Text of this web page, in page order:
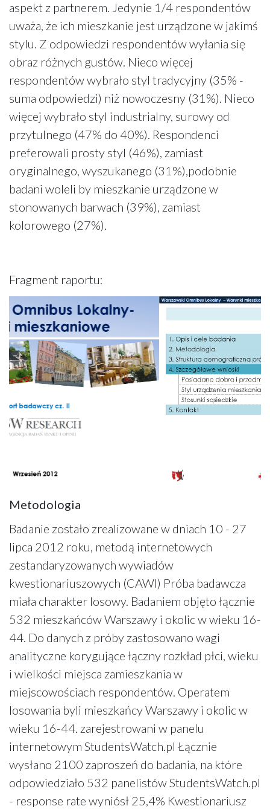
aspekt z partnerem. Jedynie 1/4 respondentów
uważa, że ich mieszkanie jest urządzone w jakimś
stylu. Z odpowiedzi respondentów wyłania się
obraz różnych gustów. Nieco więcej
respondentów wybrało styl tradycyjny (35% -
suma odpowiedzi) niż nowoczesny (31%). Nieco
więcej wybrało styl industrialny, surowy od
przytulnego (47% do 40%). Respondenci
preferowali prosty styl (46%), zamiast
oryginalnego, wyszukanego (31%),podobnie
badani woleli by mieszkanie urządzone w
stonowanych barwach (39%), zamiast
kolorowego (27%).
Fragment raportu:
Metodologia
Badanie zostało zrealizowane w dniach 10 - 27
lipca 2012 roku, metodą internetowych
zestandaryzowanych wywiadów
kwestionariuszowych (CAWI) Próba badawcza
miała charakter losowy. Badaniem objęto łącznie
532 mieszkańców Warszawy i okolic w wieku 16-
44. Do danych z próby zastosowano wagi
analityczne korygujące łączny rozkład płci, wieku
i wielkości miejsca zamieszkania w
miejscowościach respondentów. Operatem
losowania byli mieszkańcy Warszawy i okolic w
wieku 16-44. zarejestrowani w panelu
internetowym StudentsWatch.pl Łącznie
wysłano 2100 zaproszeń do badania, na które
odpowiedziało 532 panelistów StudentsWatch.pl
- response rate wyniósł 25,4% Kwestionariusz